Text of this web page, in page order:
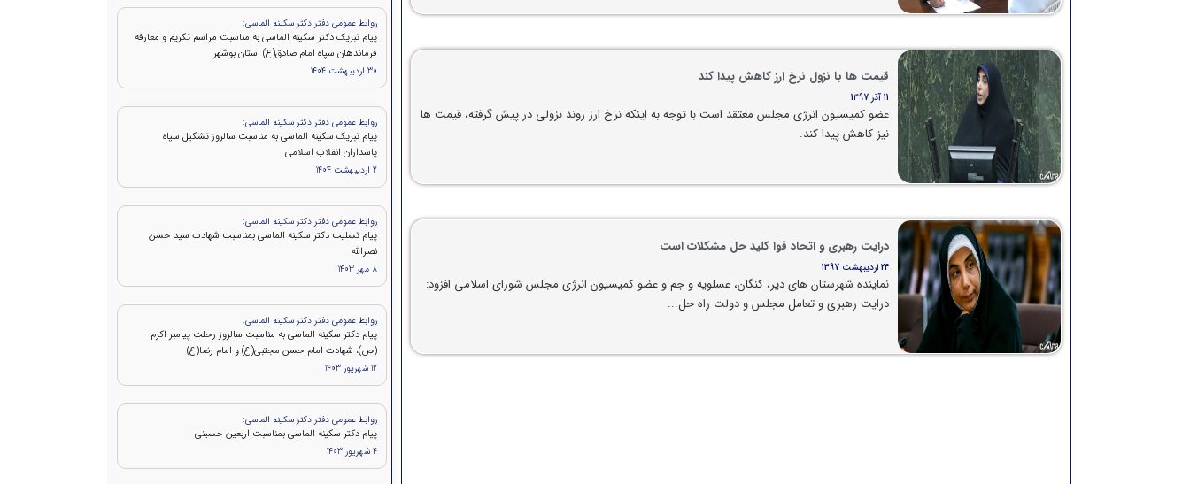
قیمت ها با نزول نرخ ارز کاهش پیدا کند
11 آذر 1397
عضو کمیسیون انرژی مجلس معتقد است با توجه به اینکه نرخ ارز روند نزولی در پیش گرفته، قیمت ها
نیز کاهش پیدا کند.
درایت رهبری و اتحاد قوا کلید حل مشکلات است
24 اردیبهشت 1397
نماینده شهرستان های دیر، کنگان، عسلویه و جم و عضو کمیسیون انرژی مجلس شورای اسلامی افزود:
درایت رهبری و تعامل مجلس و دولت راه حل...
روابط عمومی دفتر دکتر سکینه الماسی:
پیام تبریک دکتر سکینه الماسی به مناسبت مراسم تکریم و معارفه
فرماندهان سپاه امام صادق(ع) استان بوشهر
30 اردیبهشت 1404
روابط عمومی دفتر دکتر سکینه الماسی:
پیام تبریک سکینه الماسی به مناسبت سالروز تشکیل سپاه
پاسداران انقلاب اسلامی
2 اردیبهشت 1404
روابط عمومی دفتر دکتر سکینه الماسی:
پيام تسلیت دکتر سکینه الماسی بمناسبت شهادت سید حسن
نصرالله
8 مهر 1403
روابط عمومی دفتر دکتر سکینه الماسی:
پیام دکتر سکینه الماسی به مناسبت سالروز رحلت پیامبر اکرم
(ص)، شهادت امام حسن مجتبی(ع) و امام رضا(ع)
12 شهریور 1403
روابط عمومی دفتر دکتر سکینه الماسی:
پیام دکتر سکینه الماسی بمناسبت اربعین حسینی
4 شهریور 1403